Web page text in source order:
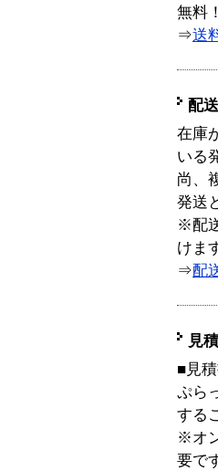
無料！
⇒送
配
在庫
いる
尚、
発送
※配
けま
⇒配
見
■見
ぷら
する
※オ
要で